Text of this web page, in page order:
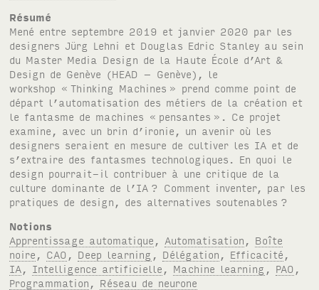
Résumé
Mené entre septembre 2019 et janvier 2020 par les
designers Jürg Lehni et Douglas Edric Stanley au sein
du Master Media Design de la Haute École d’Art &
Design de Genève (HEAD – Genève), le
workshop « Thinking Machines » prend comme point de
départ l’automatisation des métiers de la création et
le fantasme de machines « pensantes ». Ce projet
examine, avec un brin d’ironie, un avenir où les
designers seraient en mesure de cultiver les IA et de
s’extraire des fantasmes technologiques. En quoi le
design pourrait-il contribuer à une critique de la
culture dominante de l’IA ? Comment inventer, par les
pratiques de design, des alternatives soutenables ?
Notions
Apprentissage automatique
Automatisation
Boîte
noire
CAO Deep learning Délégation Efficacité
IA
Intelligence artificielle Machine learning PAO
Programmation
Réseau de neurone